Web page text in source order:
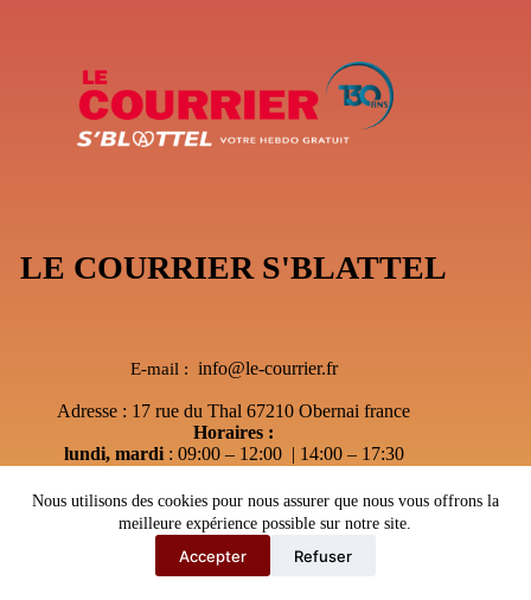
Nous utilisons des cookies pour nous assurer que nous vous offrons la
meilleure expérience possible sur notre site.
Accepter Refuser
LE COURRIER S'BLATTEL
E-mail : info@le-courrier.fr
Adresse : 17 rue du Thal 67210 Obernai france
Horaires :
lundi, mardi: 09:00 – 12:00 | 14:00 – 17:30
jeudi: Après-midi sur RDV Uniquement
vendredi :sur RDV Uniquement
Copyright © 2026 - Le courrier S'Blattel